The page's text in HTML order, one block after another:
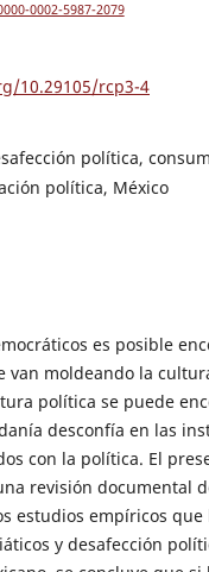
0002-5987-2079
10.29105/rcp3-4
política,
política, México
es posible
van moldeando la
política se puede
desconfía en las
con la política. El
revisión documental
estudios empíricos
y desafección